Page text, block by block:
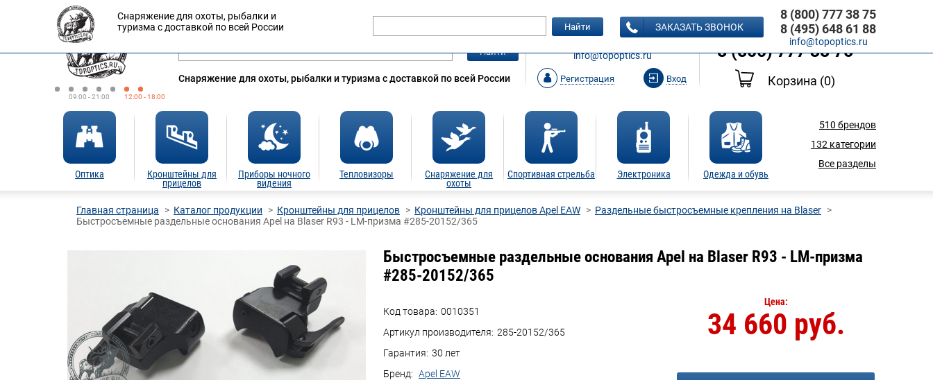
09:00 - 21:00 12:00 - 18:00
Оплата Доставка
Найти
Снаряжение для охоты, рыбалки и туризма с доставкой по всей России
ЗАКАЗАТЬ ЗВОНОК
info@topoptics.ru
Регистрация Вход
8 (495) 648 61 88
8 (800) 777 38 75
Корзина (0)
Оптика
Кронштейны для
прицелов
Приборы ночного
видения
Тепловизоры
Снаряжение для
охоты
Спортивная стрельба Электроника Одежда и обувь
510 брендов
132 категории
Все разделы
Снаряжение для охоты, рыбалки и
туризма с доставкой по всей России
Найти ЗАКАЗАТЬ ЗВОНОК
8 (800) 777 38 75
8 (495) 648 61 88
info@topoptics.ru
Главная страница Каталог продукции Кронштейны для прицелов Кронштейны для прицелов Apel EAW
Раздельные быстросъемные крепления на Blaser
Быстросъемные раздельные основания Apel на Blaser R93 - LM-призма #285-20152/365
Быстросъемные раздельные основания Apel на Blaser R93 - LM-призма
#285-20152/365
Код товара: 0010351
Артикул производителя: 285-20152/365
Гарантия: 30 лет
Бренд: Apel EAW
Цена:
34 660 руб.